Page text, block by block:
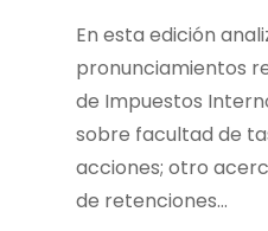
En esta edición
pronunciamientos
de Impuestos
sobre facultad de
acciones; otro
de retenciones…